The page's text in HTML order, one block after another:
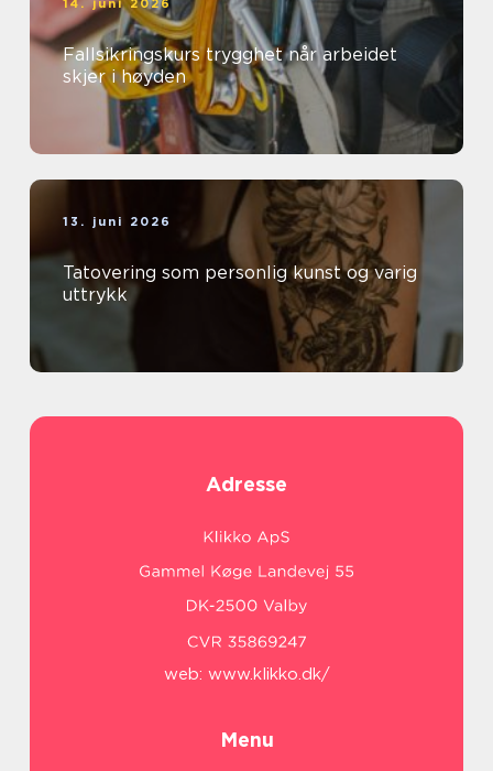
14. juni 2026
Fallsikringskurs trygghet når arbeidet
skjer i høyden
13. juni 2026
Tatovering som personlig kunst og varig
uttrykk
Adresse
web: www.klikko.dk/
Menu